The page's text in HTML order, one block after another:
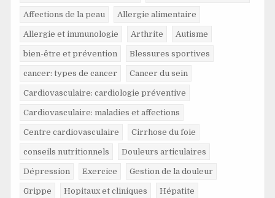
Affections de la peau Allergie alimentaire
Allergie et immunologie Arthrite Autisme
bien-être et prévention Blessures sportives
cancer: types de cancer Cancer du sein
Cardiovasculaire: cardiologie préventive
Cardiovasculaire: maladies et affections
Centre cardiovasculaire Cirrhose du foie
conseils nutritionnels Douleurs articulaires
Dépression Exercice Gestion de la douleur
Grippe Hopitaux et cliniques Hépatite